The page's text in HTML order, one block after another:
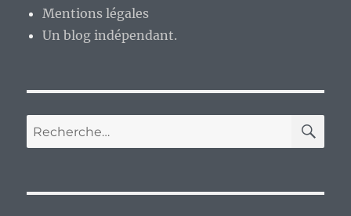
Mentions légales
Un blog indépendant.
Recherche
pour :